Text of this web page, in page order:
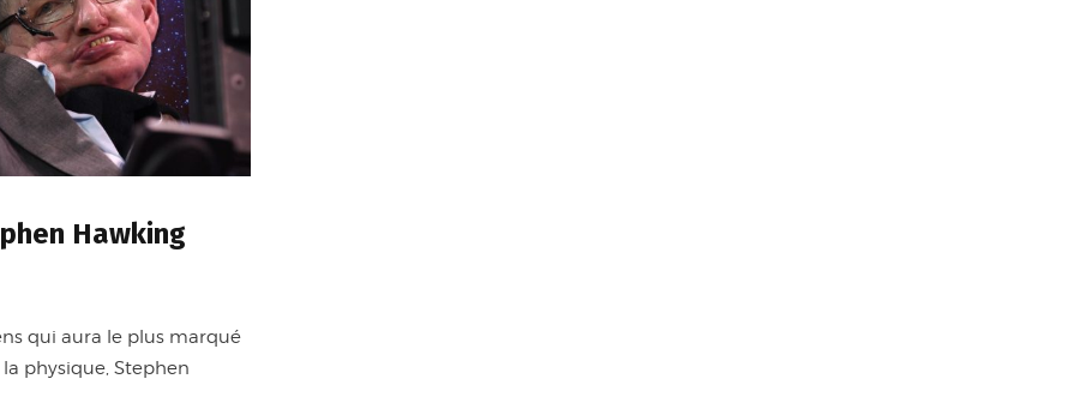
Hawking
qui aura le plus marqué
physique, Stephen